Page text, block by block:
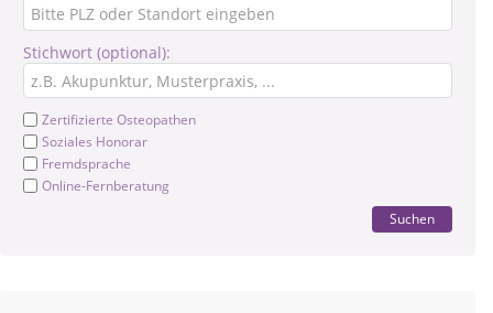
Stichwort (optional):
Zertifizierte Osteopathen
Soziales Honorar
Fremdsprache
Online-Fernberatung
Suchen